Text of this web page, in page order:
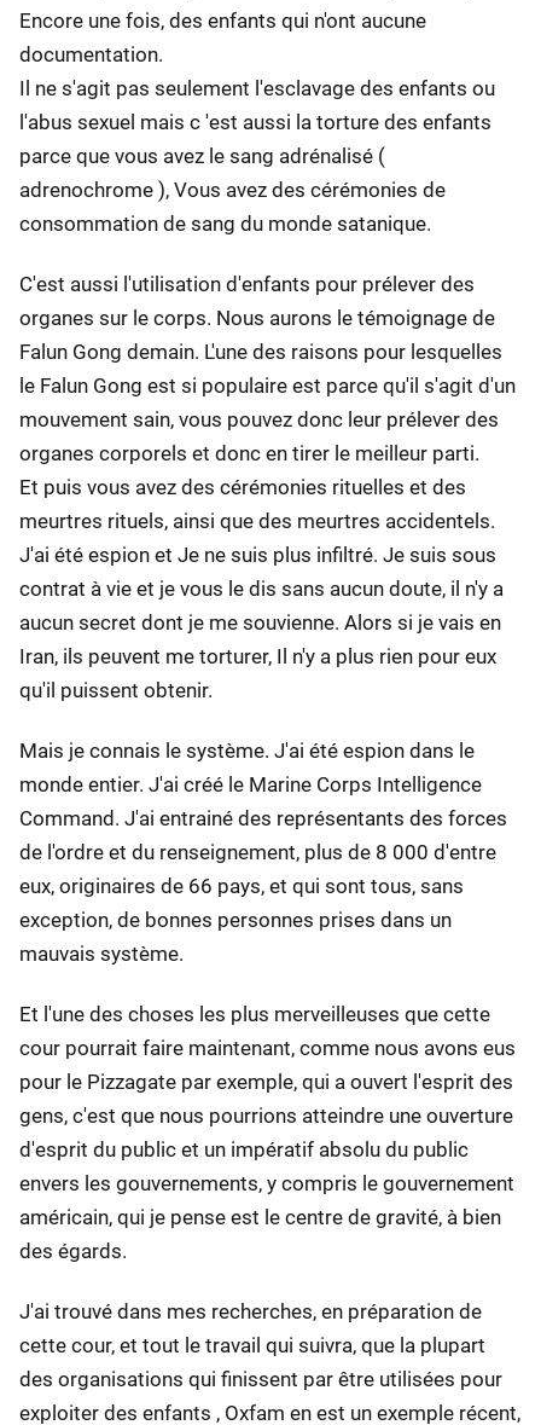
Encore une fois, des enfants qui n'ont aucune
documentation.
Il ne s'agit pas seulement l'esclavage des enfants ou
l'abus sexuel mais c 'est aussi la torture des enfants
parce que vous avez le sang adrénalisé (
adrenochrome ), Vous avez des cérémonies de
consommation de sang du monde satanique.
C'est aussi l'utilisation d'enfants pour prélever des
organes sur le corps. Nous aurons le témoignage de
Falun Gong demain. L'une des raisons pour lesquelles
le Falun Gong est si populaire est parce qu'il s'agit d'un
mouvement sain, vous pouvez donc leur prélever des
organes corporels et donc en tirer le meilleur parti.
Et puis vous avez des cérémonies rituelles et des
meurtres rituels, ainsi que des meurtres accidentels.
J'ai été espion et Je ne suis plus infiltré. Je suis sous
contrat à vie et je vous le dis sans aucun doute, il n'y a
aucun secret dont je me souvienne. Alors si je vais en
Iran, ils peuvent me torturer, Il n'y a plus rien pour eux
qu'il puissent obtenir.
Mais je connais le système. J'ai été espion dans le
monde entier. J'ai créé le Marine Corps Intelligence
Command. J'ai entrainé des représentants des forces
de l'ordre et du renseignement, plus de 8 000 d'entre
eux, originaires de 66 pays, et qui sont tous, sans
exception, de bonnes personnes prises dans un
mauvais système.
Et l'une des choses les plus merveilleuses que cette
cour pourrait faire maintenant, comme nous avons eus
pour le Pizzagate par exemple, qui a ouvert l'esprit des
gens, c'est que nous pourrions atteindre une ouverture
d'esprit du public et un impératif absolu du public
envers les gouvernements, y compris le gouvernement
américain, qui je pense est le centre de gravité, à bien
des égards.
J'ai trouvé dans mes recherches, en préparation de
cette cour, et tout le travail qui suivra, que la plupart
des organisations qui finissent par être utilisées pour
exploiter des enfants , Oxfam en est un exemple récent,